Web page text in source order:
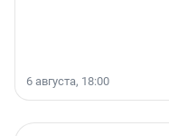
6 августа, 18:00